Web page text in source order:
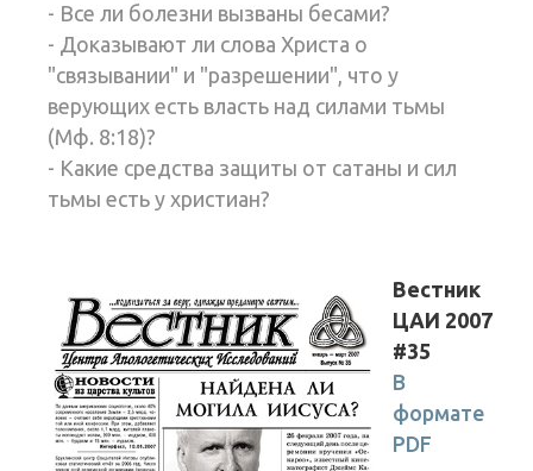
- Все ли болезни вызваны бесами?
- Доказывают ли слова Христа о
"связывании" и "разрешении", что у
верующих есть власть над силами тьмы
(Мф. 8:18)?
- Какие средства защиты от сатаны и сил
тьмы есть у христиан?
Вестник
ЦАИ 2007
#35
В
формате
PDF